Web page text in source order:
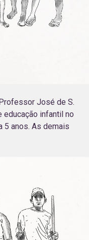
José de S.
educação infantil no
5 anos. As demais